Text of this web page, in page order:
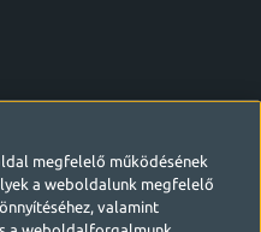
megfelelő működésének
a weboldalunk megfelelő
valamint